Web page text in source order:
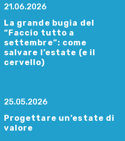
21.06.2026
La grande bugia del
“Faccio tutto a
settembre”: come
salvare l’estate (e il
cervello)
25.05.2026
Progettare un’estate di
valore